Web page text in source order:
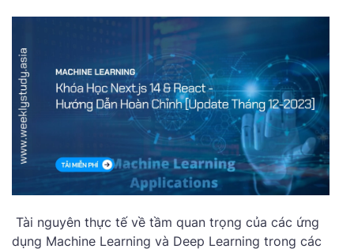
Tài nguyên thực tế về tầm quan trọng của các ứng
dụng Machine Learning và Deep Learning trong các